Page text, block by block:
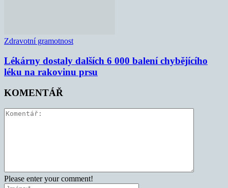
Zdravotní gramotnost
Lékárny dostaly dalších 6 000 balení chybějícího
léku na rakovinu prsu
KOMENTÁŘ
Please enter your comment!